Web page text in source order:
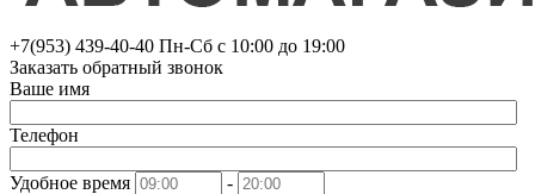
+7(953) 439-40-40 Пн-Сб с 10:00 до 19:00
Заказать обратный звонок
Ваше имя
Телефон
Удобное время
-